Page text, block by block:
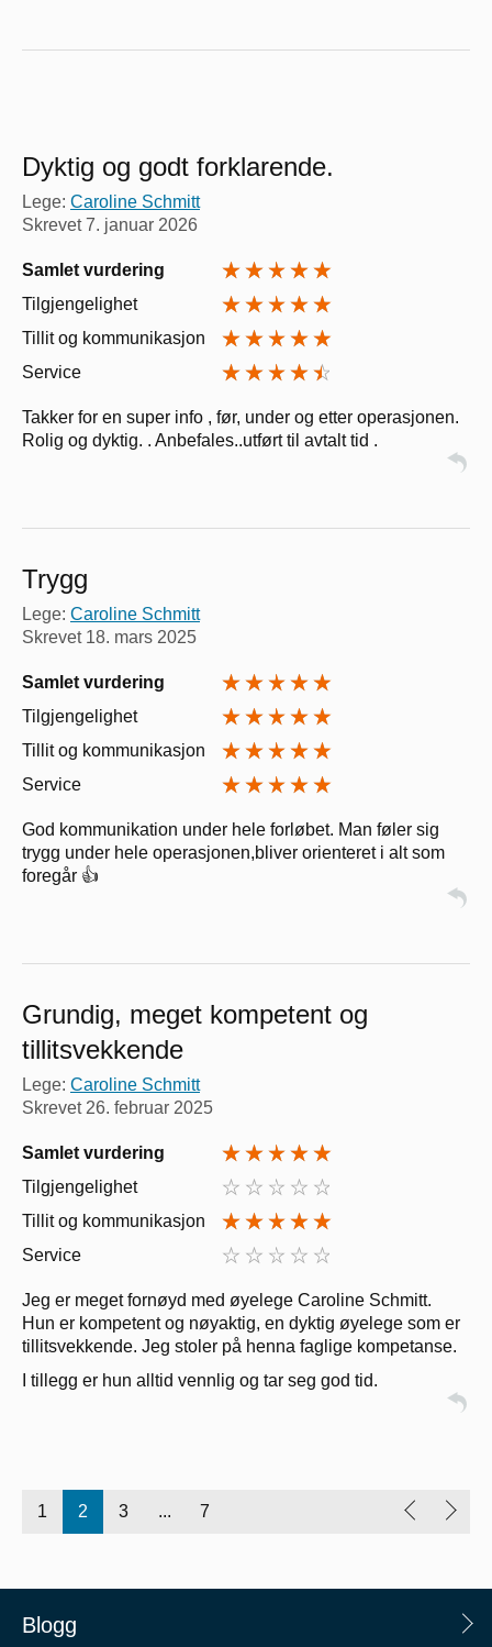
Dyktig og godt forklarende.
Lege: Caroline Schmitt
Skrevet7. januar 2026
Samlet vurdering
Tilgjengelighet
Tillit og kommunikasjon
Service
Takker for en super info , før, under og etter operasjonen.
Rolig og dyktig. . Anbefales..utført til avtalt tid .
Trygg
Lege: Caroline Schmitt
Skrevet 18. mars 2025
Samlet vurdering
Tilgjengelighet
Tillit og kommunikasjon
Service
God kommunikation under hele forløbet. Man føler sig
trygg under hele operasjonen,bliver orienteret i alt som
foregår 👍
Grundig, meget kompetent og
tillitsvekkende
Lege: Caroline Schmitt
Skrevet 26. februar 2025
Samlet vurdering
Tilgjengelighet
Tillit og kommunikasjon
Service
Jeg er meget fornøyd med øyelege Caroline Schmitt.
Hun er kompetent og nøyaktig, en dyktig øyelege som er
tillitsvekkende. Jeg stoler på henna faglige kompetanse.
I tillegg er hun alltid vennlig og tar seg god tid.
1 2 3 ... 7
Blogg